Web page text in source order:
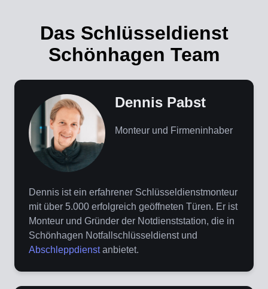
Das Schlüsseldienst
Schönhagen Team
Dennis Pabst
Monteur und Firmeninhaber
Dennis ist ein erfahrener Schlüsseldienstmonteur
mit über 5.000 erfolgreich geöffneten Türen. Er ist
Monteur und Gründer der Notdienststation, die in
Schönhagen Notfallschlüsseldienst und
Abschleppdienstanbietet.